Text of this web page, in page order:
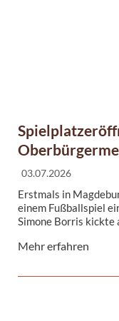
03.07.2026
Erstmals in
einem Fußballspiel
Simone Borris kickte
Privatweg,
Matz (SFM) waren
Mehr erfahren